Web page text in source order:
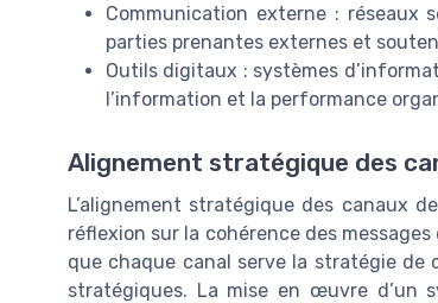
Communication externe : réseaux
parties prenantes externes et
Outils digitaux : systèmes
l’information et la performance
Alignement stratégique des
L’alignement stratégique des canaux
réflexion sur la cohérence des
que chaque canal serve la stratégie
stratégiques. La mise en œuvre d’un